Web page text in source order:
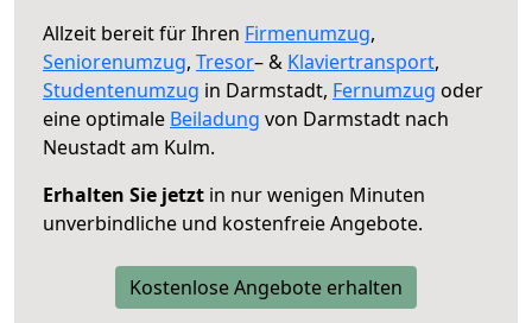
Allzeit bereit für Ihren Firmenumzug,
Seniorenumzug, Tresor– & Klaviertransport,
Studentenumzug in Darmstadt, Fernumzug oder
eine optimale Beiladung von Darmstadt nach
Neustadt am Kulm.
Erhalten Sie jetzt in nur wenigen Minuten
unverbindliche und kostenfreie Angebote.
Kostenlose Angebote erhalten